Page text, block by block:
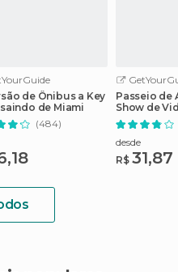
de Ônibus a Key
de Miami
(484)
Passeio de
Show de
em
desde
R$ 31,87